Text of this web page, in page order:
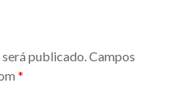
será publicado.Campos
*